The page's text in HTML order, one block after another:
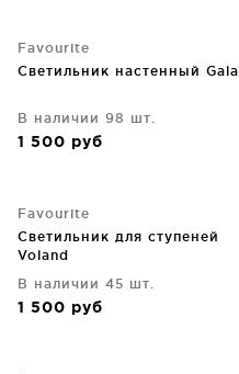
Favourite
Светильник настенный Gala
В наличии 98 шт.
1 500 руб
Favourite
Светильник для ступеней
Voland
В наличии 45 шт.
1 500 руб